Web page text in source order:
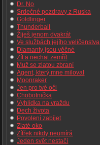
Dr. No
Srdečné pozdravy z Ruska
Goldfinger
Thunderball
Žiješ jenom dvakrát
Ve službách jejího veličenstva
Diamanty jsou věčné
Žít a nechat zemřít
Muž se zlatou zbraní
Agent, který mne miloval
Moonraker
Jen pro tvé oči
Chobotnička
Vyhlídka na vraždu
Dech života
Povolení zabíjet
Zlaté oko
Zítřek nikdy neumírá
Jeden svět nestačí